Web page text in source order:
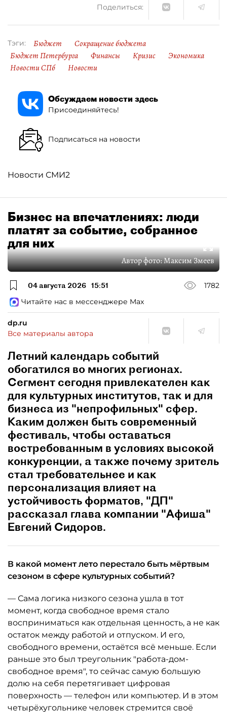
Поделиться:
Тэги: Бюджет
Сокращение бюджета
Бюджет Петербурга
Финансы Кризис
Экономика
Новости СПб
Новости
Обсуждаем новости здесь
Присоединяйтесь!
Подписаться на новости
Новости СМИ2
Бизнес на впечатлениях: люди
платят за событие, собранное
для них
Автор фото:Максим Змеев
04 августа 2026 15:51
1782
Читайте нас в мессенджере Max
dp.ru
Все материалы автора
Летний календарь событий
обогатился во многих регионах.
Сегмент сегодня привлекателен как
для культурных институтов, так и для
бизнеса из "непрофильных" сфер.
Каким должен быть современный
фестиваль, чтобы оставаться
востребованным в условиях высокой
конкуренции, а также почему зритель
стал требовательнее и как
персонализация влияет на
устойчивость форматов, "ДП"
рассказал глава компании "Афиша"
Евгений Сидоров.
В какой момент лето перестало быть мёртвым
сезоном в сфере культурных событий?
— Сама логика низкого сезона ушла в тот
момент, когда свободное время стало
восприниматься как отдельная ценность, а не как
остаток между работой и отпуском. И его,
свободного времени, остаётся всё меньше. Если
раньше это был треугольник "работа-дом-
свободное время", то сейчас самую большую
долю на себя перетягивает цифровая
поверхность — телефон или компьютер. И в этом
четырёхугольнике человек стремится своё